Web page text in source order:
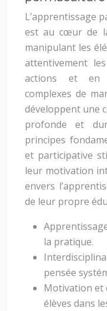
L’apprentissage
est au cœur de
manipulant les
attentivement
actions et en
complexes de
développent une
profonde et
principes
et participative
leur motivation
envers
de leur propre
la pratique.
pensée
Motivation et
élèves dans